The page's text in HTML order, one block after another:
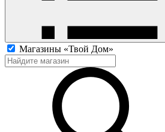
Магазины «Твой Дом»